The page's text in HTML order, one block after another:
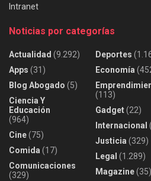
Intranet
Noticias por categorías
Actualidad (9.292)
Apps (31)
Blog Abogado (5)
Ciencia Y
Educación
(964)
Cine(75)
Comida (17)
Comunicaciones
(329)
Deportes
Economía
(113)
Gadget(22)
Internacional
Justicia (329)
Legal (1.289)
Magazine(35)